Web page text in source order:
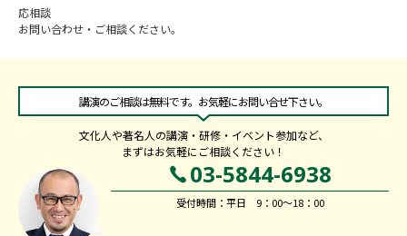
応相談
お問い合わせ・ご相談ください。
講演のご相談は無料です。お気軽にお問い合せ下さい。
文化人や著名人の講演・研修・イベント参加など、
まずはお気軽にご相談ください！
03-5844-6938
受付時間：平日 9：00～18：00